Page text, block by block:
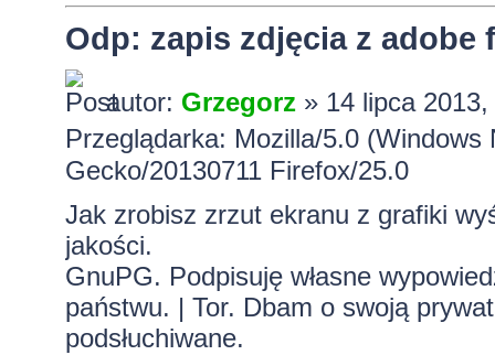
Odp: zapis zdjęcia z adobe
autor: Grzegorz» 14 lipca 2013,
Przeglądarka: Mozilla/5.0
Gecko/20130711 Firefox/25.0
Jak zrobisz zrzut ekranu z grafiki
jakości.
GnuPG. Podpisuję własne
państwu. | Tor. Dbam o swoją
podsłuchiwane.